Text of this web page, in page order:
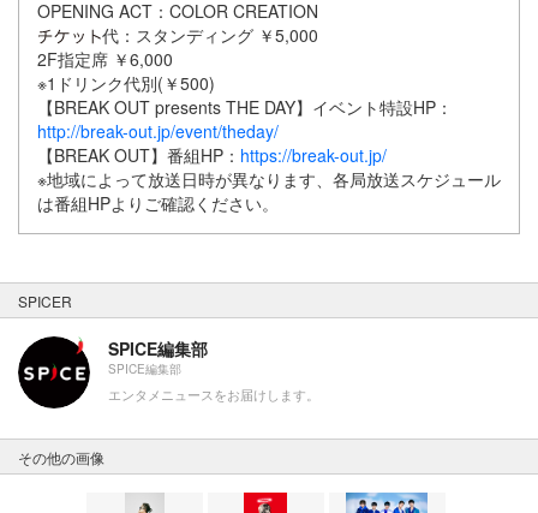
OPENING ACT：COLOR CREATION
代：スタンディング ￥5,000
2F指定席 ￥6,000
※1ドリンク代別(￥500)
【BREAK OUT presents THE DAY】イベント特設HP：
http://break-out.jp/event/theday/
【BREAK OUT】番組HP： https://break-out.jp/
※地域によって放送日時が異なります、各局放送スケジュール
は番組HPよりご確認ください。
SPICER
SPICE編集部
SPICE編集部
エンタメニュースをお届けします。
その他の画像